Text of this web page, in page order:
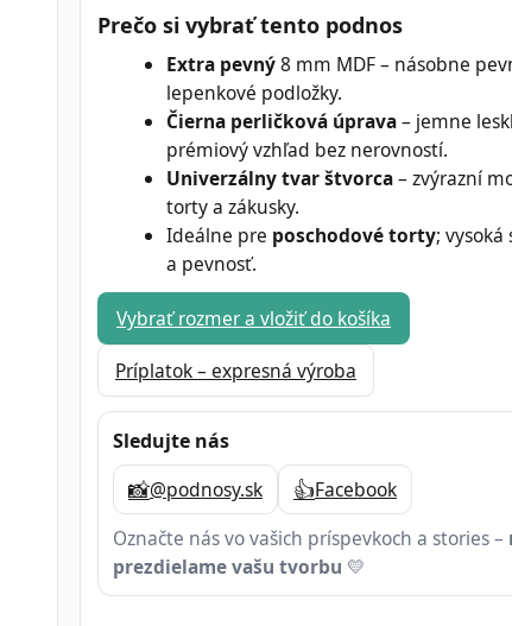
Prečo si vybrať tento podnos
Extra pevný8 mm MDF – násobne
lepenkové podložky.
Čierna perličková úprava– jemne
prémiový vzhľad bez nerovností.
Univerzálny tvar štvorca– zvýrazní
torty a zákusky.
Ideálne pre poschodové torty;
a pevnosť.
Vybrať rozmer a vložiť do košíka
Príplatok – expresná výroba
Sledujte nás
📸@podnosy.sk 👍Facebook
Označte nás vo vašich príspevkoch a stories –
prezdielame vašu tvorbu 💛